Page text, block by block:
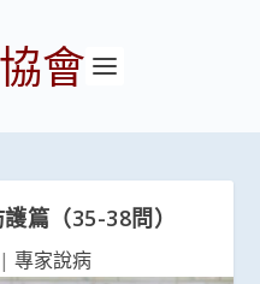
會
篇（35-38問）
| 專家說病